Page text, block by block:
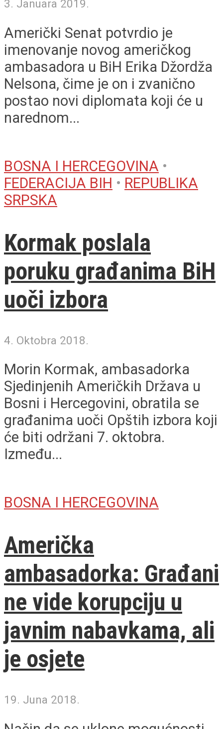
3. Januara 2019.
Američki Senat potvrdio je
imenovanje novog američkog
ambasadora u BiH Erika Džordža
Nelsona, čime je on i zvanično
postao novi diplomata koji će u
narednom...
BOSNA I HERCEGOVINA •
FEDERACIJA BIH • REPUBLIKA
SRPSKA
Kormak poslala
poruku građanima BiH
uoči izbora
4. Oktobra 2018.
Morin Kormak, ambasadorka
Sjedinjenih Američkih Država u
Bosni i Hercegovini, obratila se
građanima uoči Opštih izbora koji
će biti održani 7. oktobra.
Između...
BOSNA I HERCEGOVINA
Američka
ambasadorka: Građani
ne vide korupciju u
javnim nabavkama, ali
je osjete
19. Juna 2018.